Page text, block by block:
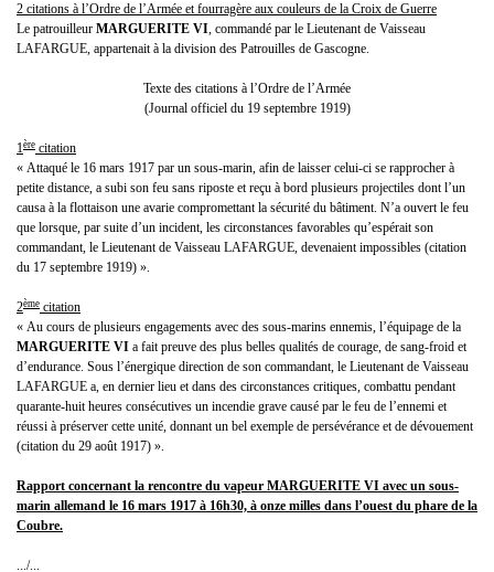
2 citations à l’Ordre de l’Armée et fourragère aux couleurs de la Croix de Guerre
Le patrouilleur MARGUERITE VI, commandé par le Lieutenant de Vaisseau
LAFARGUE, appartenait à la division des Patrouilles de Gascogne.
Texte des citations à l’Ordre de l’Armée
(Journal officiel du 19 septembre 1919)
1ère citation
« Attaqué le 16 mars 1917 par un sous-marin, afin de laisser celui-ci se rapprocher à
petite distance, a subi son feu sans riposte et reçu à bord plusieurs projectiles dont l’un
causa à la flottaison une avarie compromettant la sécurité du bâtiment. N’a ouvert le feu
que lorsque, par suite d’un incident, les circonstances favorables qu’espérait son
commandant, le Lieutenant de Vaisseau LAFARGUE, devenaient impossibles (citation
du 17 septembre 1919) ».
2ème citation
« Au cours de plusieurs engagements avec des sous-marins ennemis, l’équipage de la
MARGUERITE VI a fait preuve des plus belles qualités de courage, de sang-froid et
d’endurance. Sous l’énergique direction de son commandant, le Lieutenant de Vaisseau
LAFARGUE a, en dernier lieu et dans des circonstances critiques, combattu pendant
quarante-huit heures consécutives un incendie grave causé par le feu de l’ennemi et
réussi à préserver cette unité, donnant un bel exemple de persévérance et de dévouement
(citation du 29 août 1917) ».
Rapport concernant la rencontre du vapeur MARGUERITE VI avec un sous-
marin allemand le 16 mars 1917 à 16h30, à onze milles dans l’ouest du phare de la
Coubre.
.../...